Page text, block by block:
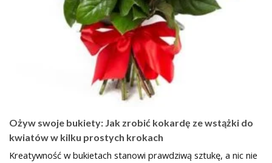
Ożyw swoje bukiety: Jak zrobić kokardę ze wstążki do
kwiatów w kilku prostych krokach
Kreatywność w bukietach stanowi prawdziwą sztukę, a nic nie